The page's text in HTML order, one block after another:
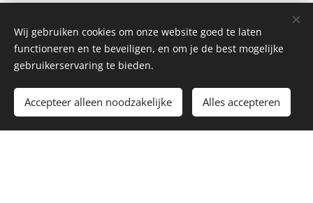
Toevoegen aan de winkelwagen
Wij gebruiken cookies om onze website goed te laten
functioneren en te beveiligen, en om je de best mogelijke
gebruikerservaring te bieden.
Accepteer alleen noodzakelijke Alles accepteren